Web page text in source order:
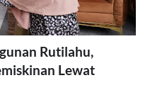
Rutilahu,
Lewat